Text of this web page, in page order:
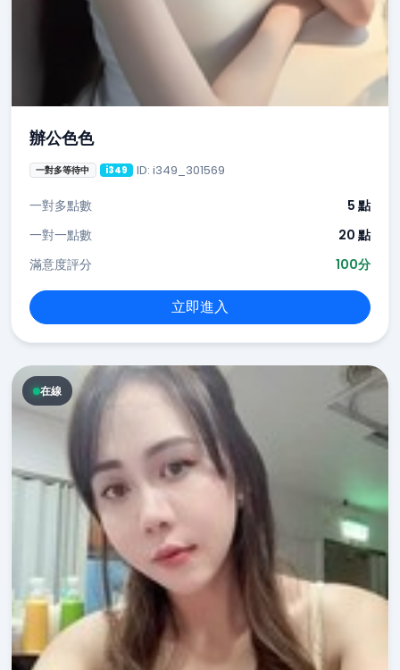
辦公色色
一對多等待中 i349 ID: i349_301569
一對多點數
5 點
一對一點數
20 點
滿意度評分
100分
立即進入
在線